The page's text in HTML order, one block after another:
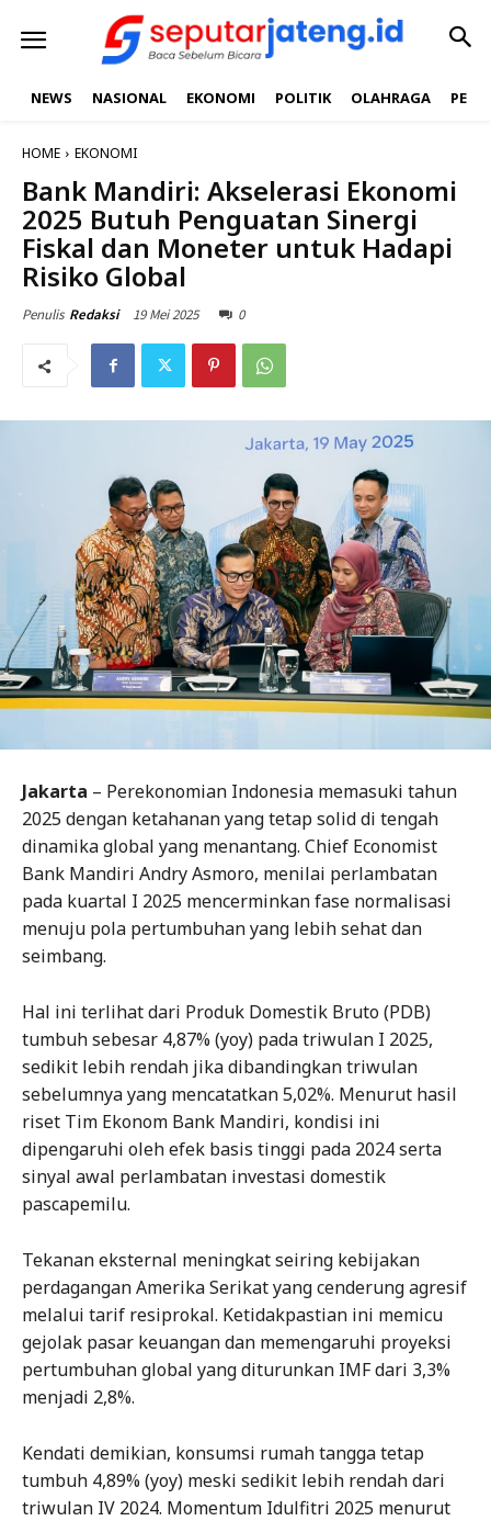
NEWS NASIONAL EKONOMI POLITIK OLAHRAGA
HOME EKONOMI
Bank Mandiri: Akselerasi Ekonomi
2025 Butuh Penguatan Sinergi
Fiskal dan Moneter untuk Hadapi
Risiko Global
Penulis Redaksi 19 Mei 2025 0
Jakarta – Perekonomian Indonesia memasuki tahun
2025 dengan ketahanan yang tetap solid di tengah
dinamika global yang menantang. Chief Economist
Bank Mandiri Andry Asmoro, menilai perlambatan
pada kuartal I 2025 mencerminkan fase normalisasi
menuju pola pertumbuhan yang lebih sehat dan
seimbang.
Hal ini terlihat dari Produk Domestik Bruto (PDB)
tumbuh sebesar 4,87% (yoy) pada triwulan I 2025,
sedikit lebih rendah jika dibandingkan triwulan
sebelumnya yang mencatatkan 5,02%. Menurut hasil
riset Tim Ekonom Bank Mandiri, kondisi ini
dipengaruhi oleh efek basis tinggi pada 2024 serta
sinyal awal perlambatan investasi domestik
pascapemilu.
Tekanan eksternal meningkat seiring kebijakan
perdagangan Amerika Serikat yang cenderung agresif
melalui tarif resiprokal. Ketidakpastian ini memicu
gejolak pasar keuangan dan memengaruhi proyeksi
pertumbuhan global yang diturunkan IMF dari 3,3%
menjadi 2,8%.
Kendati demikian, konsumsi rumah tangga tetap
tumbuh 4,89% (yoy) meski sedikit lebih rendah dari
triwulan IV 2024. Momentum Idulfitri 2025 menurut